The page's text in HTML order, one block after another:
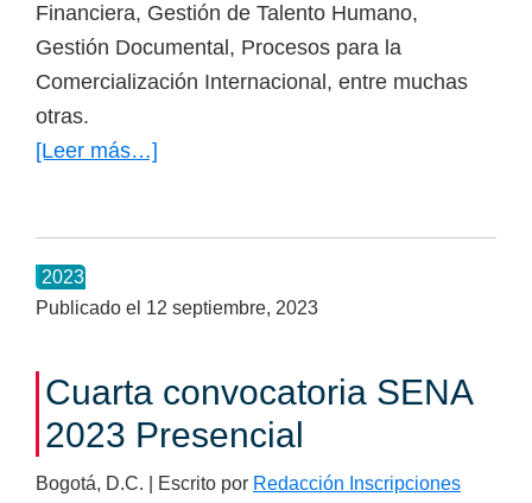
Financiera, Gestión de Talento Humano,
Gestión Documental, Procesos para la
Comercialización Internacional, entre muchas
otras.
[Leer más…]
Presencial
2023
2023
Publicado el 12 septiembre, 2023
Cuarta convocatoria SENA
2023 Presencial
Bogotá, D.C. | Escrito por Redacción Inscripciones